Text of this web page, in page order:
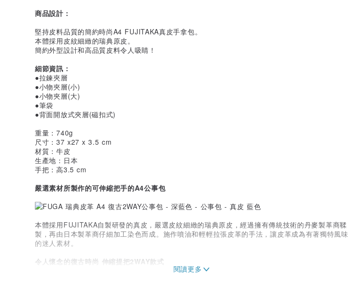
商品設計：
堅持皮料品質的簡約時尚A4 FUJITAKA真皮手拿包。
本體採用皮紋細緻的瑞典原皮。
簡約外型設計和高品質皮料令人吸睛！
細節資訊：
●拉鍊夾層
●小物夾層(小)
●小物夾層(大)
●筆袋
●背面開放式夾層(磁扣式)
重量：740g
尺寸：37 x27 x 3.5 cm
材質：牛皮
生產地：日本
手把：高3.5 cm
嚴選素材所製作的可伸縮把手的A4公事包
本體採用FUJITAKA自製研發的真皮，嚴選皮紋細緻的瑞典原皮，經過擁有傳統技術的丹麥製革商鞣
製，再由日本製革商仔細加工染色而成。施作噴油和輕輕拉張皮革的手法，讓皮革成為有著獨特風味
的迷人素材。
令人懷念的復古時尚 伸縮提把2WAY款式